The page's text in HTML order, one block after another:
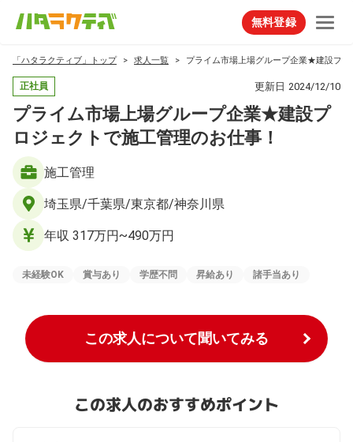
無料登録
「ハタラクティブ」トップ 求人一覧 プライム市場上場グループ企業★建設プ
正社員 更新日 2024/12/10
プライム市場上場グループ企業★建設プ
ロジェクトで施工管理のお仕事！
施工管理
埼玉県/千葉県/東京都/神奈川県
年収 317万円~490万円
未経験OK 賞与あり 学歴不問 昇給あり 諸手当あり
この求人について聞いてみる
この求人のおすすめポイント